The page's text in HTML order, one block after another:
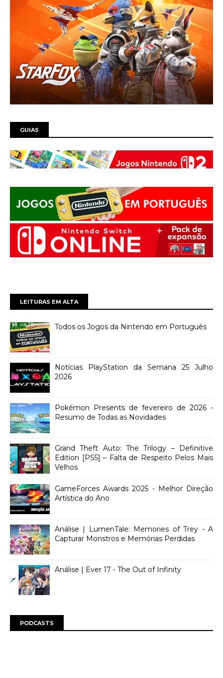
GUIAS
LEITURAS EM ALTA
Todos os Jogos da Nintendo em Português
Notícias PlayStation da Semana 25 Julho
2026
Pokémon Presents de fevereiro de 2026 -
Resumo de Todas as Novidades
Grand Theft Auto: The Trilogy – Definitive
Edition [PS5] – Falta de Respeito Pelos Mais
Velhos
GameForces Awards 2025 - Melhor Direção
Artística do Ano
Análise | LumenTale: Memories of Trey - A
Capturar Monstros e Memórias Perdidas
Análise | Ever 17 - The Out of Infinity
PODCASTS